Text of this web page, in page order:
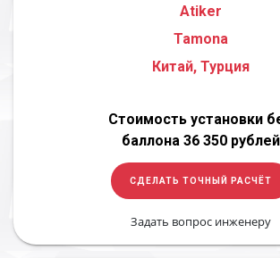
Atiker
Tamona
Китай, Турция
Стоимость установки
баллона 36 350 рублей
СДЕЛАТЬ ТОЧНЫЙ РАСЧЁТ
Задать вопрос инженеру